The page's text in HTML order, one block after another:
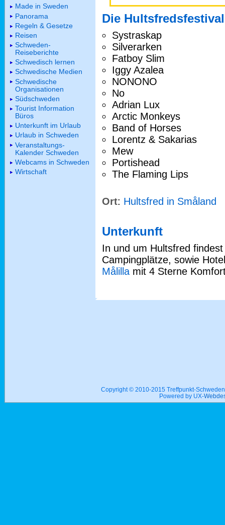
Die
Systraskap
Silverarken
Fatboy Slim
Iggy Azalea
NONONO
No
Adrian Lux
Arctic Monkeys
Band of Horses
Lorentz & Sakarias
Mew
Portishead
The Flaming Lips
Ort: Hultsfred in Småland
Unterkunft
In und um Hultsfred
Campingplätze, sowie
Målilla mit 4 Sterne
Made in Sweden
Panorama
Regeln & Gesetze
Reisen
Schweden-
Reiseberichte
Schwedisch lernen
Schwedische Medien
Schwedische
Organisationen
Südschweden
Tourist Information
Büros
Unterkunft im Urlaub
Urlaub in Schweden
Veranstaltungs-
Kalender Schweden
Webcams in Schweden
Wirtschaft
Copyright © 2010-2015 Treffpunkt-
Powered by UX-